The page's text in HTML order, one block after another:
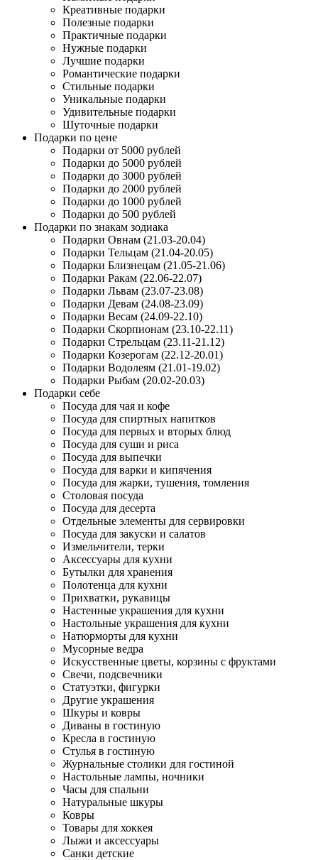
Креативные подарки
Полезные подарки
Практичные подарки
Нужные подарки
Лучшие подарки
Романтические подарки
Стильные подарки
Уникальные подарки
Удивительные подарки
Шуточные подарки
Подарки по цене
Подарки от 5000 рублей
Подарки до 5000 рублей
Подарки до 3000 рублей
Подарки до 2000 рублей
Подарки до 1000 рублей
Подарки до 500 рублей
Подарки по знакам зодиака
Подарки Овнам (21.03-20.04)
Подарки Тельцам (21.04-20.05)
Подарки Близнецам (21.05-21.06)
Подарки Ракам (22.06-22.07)
Подарки Львам (23.07-23.08)
Подарки Девам (24.08-23.09)
Подарки Весам (24.09-22.10)
Подарки Скорпионам (23.10-22.11)
Подарки Стрельцам (23.11-21.12)
Подарки Козерогам (22.12-20.01)
Подарки Водолеям (21.01-19.02)
Подарки Рыбам (20.02-20.03)
Подарки себе
Посуда для чая и кофе
Посуда для спиртных напитков
Посуда для первых и вторых блюд
Посуда для суши и риса
Посуда для выпечки
Посуда для варки и кипячения
Посуда для жарки, тушения, томления
Столовая посуда
Посуда для десерта
Отдельные элементы для сервировки
Посуда для закуски и салатов
Измельчители, терки
Аксессуары для кухни
Бутылки для хранения
Полотенца для кухни
Прихватки, рукавицы
Настенные украшения для кухни
Настольные украшения для кухни
Натюрморты для кухни
Мусорные ведра
Искусственные цветы, корзины с фруктами
Свечи, подсвечники
Статуэтки, фигурки
Другие украшения
Шкуры и ковры
Диваны в гостиную
Кресла в гостиную
Стулья в гостиную
Журнальные столики для гостиной
Настольные лампы, ночники
Часы для спальни
Натуральные шкуры
Ковры
Товары для хоккея
Лыжи и аксессуары
Санки детские